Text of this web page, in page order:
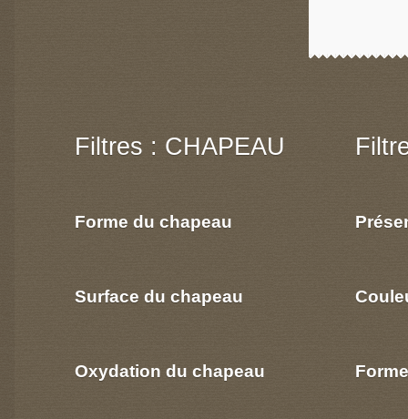
Filtres : CHAPEAU
Forme du chapeau
Surface du chapeau
Oxydation du chapeau